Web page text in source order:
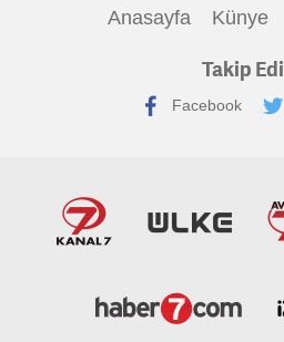
Anasayfa Künye
Takip
Facebook